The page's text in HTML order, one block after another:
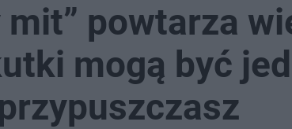
mit” powtarza
mogą być